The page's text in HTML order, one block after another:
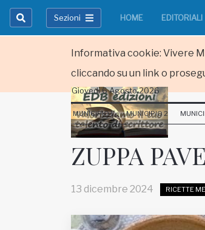
Informativa cookie: Vivere
cliccando su un link o
Sezioni HOME EDITORIALI
Inviateci le vostre segnalazioni
Iscriviti alla newsletter
Giovedi 6 Agosto 2026
MUNICIPIO 1 MUNICIPIO 2
ZUPPA
13 dicembre 2024 RICETTE